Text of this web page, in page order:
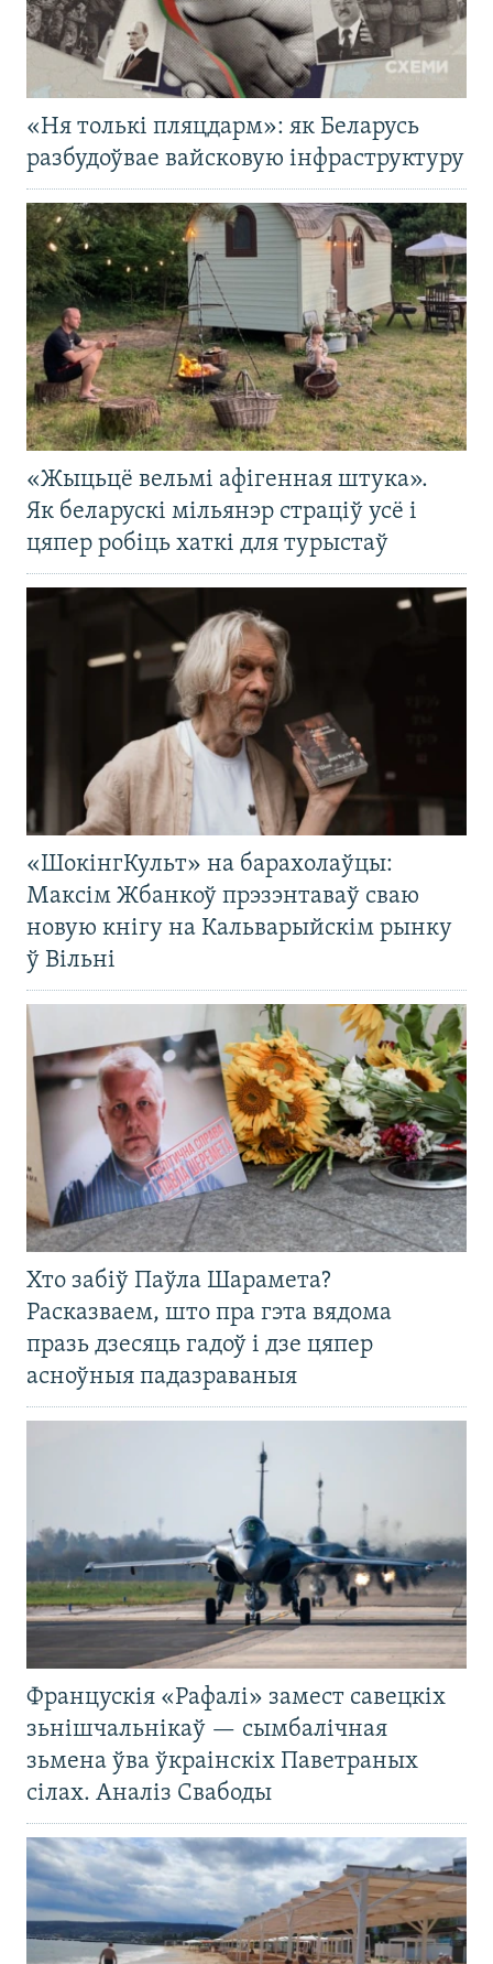
«Ня толькі пляцдарм»: як Беларусь
разбудоўвае вайсковую інфраструктуру
«Жыцьцё вельмі афігенная штука».
Як беларускі мільянэр страціў усё і
цяпер робіць хаткі для турыстаў
«ШокінгКульт» на барахолаўцы:
Максім Жбанкоў прэзэнтаваў сваю
новую кнігу на Кальварыйскім рынку
ў Вільні
Хто забіў Паўла Шарамета?
Расказваем, што пра гэта вядома
празь дзесяць гадоў і дзе цяпер
асноўныя падазраваныя
Францускія «Рафалі» замест савецкіх
зьнішчальнікаў — сымбалічная
зьмена ўва ўкраінскіх Паветраных
сілах. Аналіз Свабоды